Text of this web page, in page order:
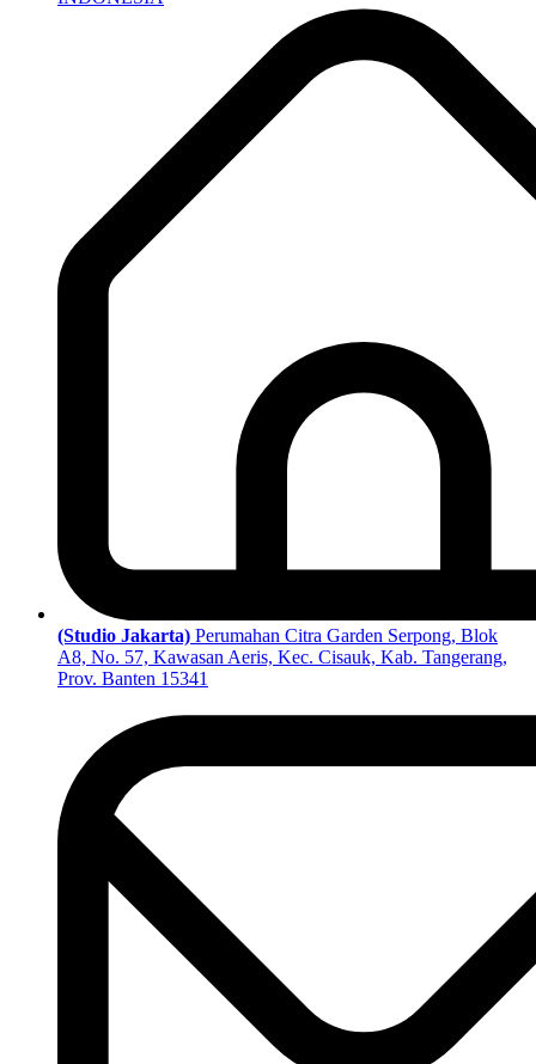
(Studio Jakarta) Perumahan Citra Garden Serpong, Blok
A8, No. 57, Kawasan Aeris, Kec. Cisauk, Kab. Tangerang,
Prov. Banten 15341